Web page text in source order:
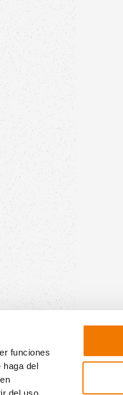
funciones
haga del